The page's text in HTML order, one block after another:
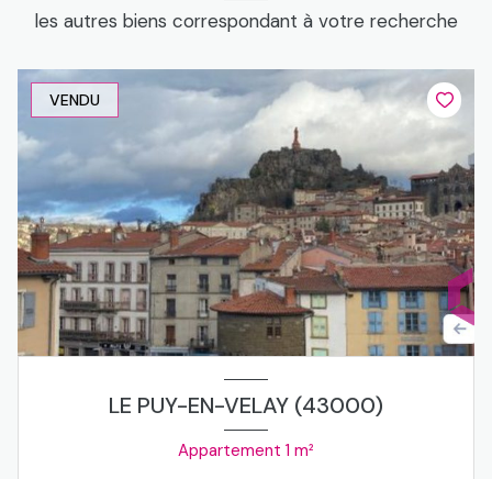
les autres biens correspondant à votre recherche
VENDU
LE PUY-EN-VELAY (43000)
Appartement 1 m²